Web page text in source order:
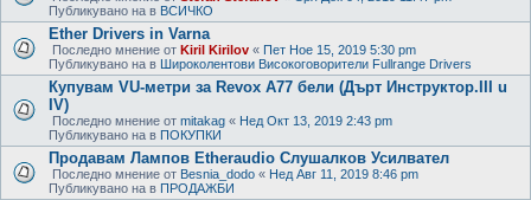
Публикувано на в ВСИЧКО
Ether Drivers in Varna
Последно мнение от Kiril Kirilov « Пет Ное 15, 2019 5:30 pm
Публикувано на в Широколентови Високоговорители Fullrange Drivers
Купувам VU-метри за Revox A77 бели (Дърт Инструктор.III u
IV)
Последно мнение от mitakag « Нед Окт 13, 2019 2:43 pm
Публикувано на в ПОКУПКИ
Продавам Лампов Etheraudio Слушалков Усилвател
Последно мнение от Besnia_dodo « Нед Авг 11, 2019 8:46 pm
Публикувано на в ПРОДАЖБИ